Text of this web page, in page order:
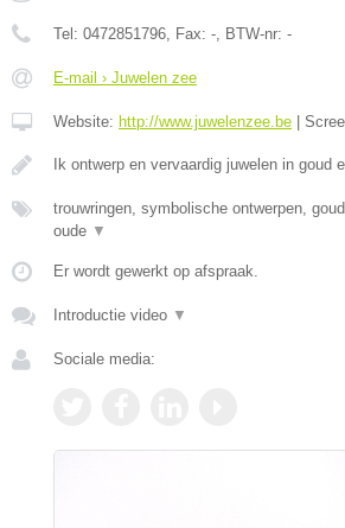
Tel: 0472851796 , Fax: - , BTW-nr: -
E-mail › Juwelen zee
Website: http://www.juwelenzee.be |
Ik ontwerp en vervaardig juwelen in goud
trouwringen, symbolische ontwerpen,
oude ▼
Er wordt gewerkt op afspraak.
Introductie video ▼
Sociale media: